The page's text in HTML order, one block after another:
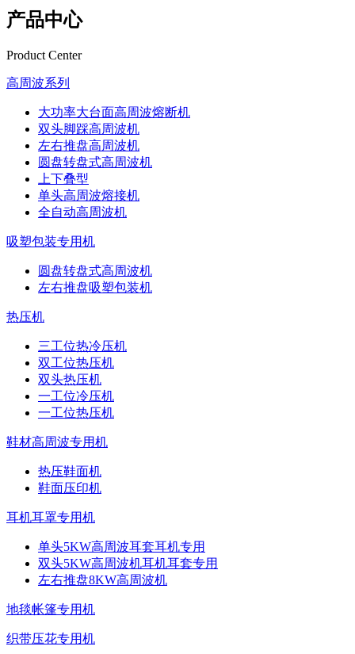
产品中心
Product Center
高周波系列
大功率大台面高周波熔断机
双头脚踩高周波机
左右推盘高周波机
圆盘转盘式高周波机
上下叠型
单头高周波熔接机
全自动高周波机
吸塑包装专用机
圆盘转盘式高周波机
左右推盘吸塑包装机
热压机
三工位热冷压机
双工位热压机
双头热压机
一工位冷压机
一工位热压机
鞋材高周波专用机
热压鞋面机
鞋面压印机
耳机耳罩专用机
单头5KW高周波耳套耳机专用
双头5KW高周波机耳机耳套专用
左右推盘8KW高周波机
地毯帐篷专用机
织带压花专用机